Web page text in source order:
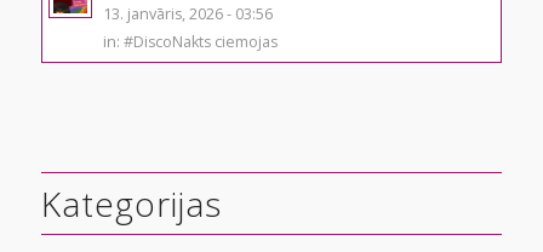
13. janvāris, 2026 - 03:56
in: #DiscoNakts ciemojas
Kategorijas